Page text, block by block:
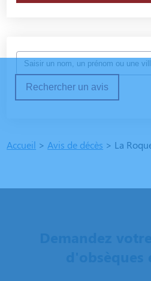
Rechercher un avis
Accueil > Avis de décès > La